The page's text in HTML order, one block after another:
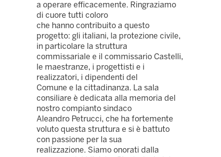
a operare efficacemente. Ringraziamo
di cuore tutti coloro
che hanno contribuito a questo
progetto: gli italiani, la protezione civile,
in particolare la struttura
commissariale e il commissario Castelli,
le maestranze, i progettisti e i
realizzatori, i dipendenti del
Comune e la cittadinanza. La sala
consiliare è dedicata alla memoria del
nostro compianto sindaco
Aleandro Petrucci, che ha fortemente
voluto questa struttura e si è battuto
con passione per la sua
realizzazione. Siamo onorati dalla